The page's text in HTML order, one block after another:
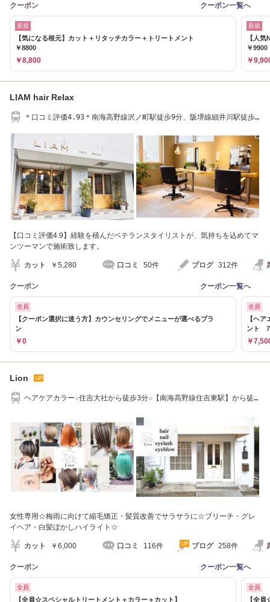
クーポン クーポン一覧へ
新規
【気になる根元】カット＋リタッチカラー＋トリートメント
￥8800
￥8,800
新規
【人
￥9900
￥
LIAM hair Relax
＊口コミ評価4.93＊南海高野線沢ノ町駅徒歩9分、阪堺線細井川駅徒歩5
【口コミ評価4.9】経験を積んだベテランスタイリストが、気持ちを込めてマ
ンツーマンで施術致します。
カット ￥5,280 口コミ 50件 ブログ 312件
クーポン クーポン一覧へ
全員
【クーポン選択に迷う方】カウンセリングでメニューが選べるプラ
ン
￥0
全員
【ヘ
ント
￥
Lion
ヘアケアカラー☆住吉大社から徒歩3分☆【南海高野線住吉東駅】から徒
女性専用☆梅雨に向けて縮毛矯正・髪質改善でサラサラに☆ブリーチ・グレ
イヘア・白髪ぼかしハイライト☆
カット ￥6,000 口コミ 116件 ブログ 258件
クーポン クーポン一覧へ
全員
【全員☆スペシャルトリートメント＋カラー＋カット】
全員
【全